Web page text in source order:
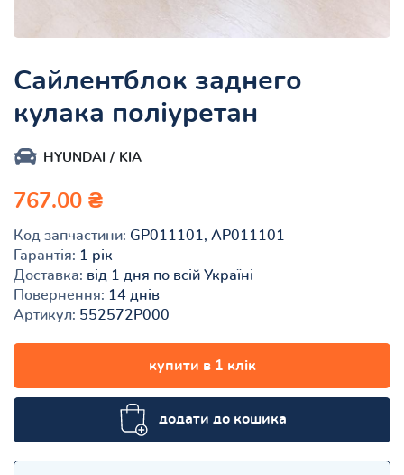
Сайлентблок заднего
кулака поліуретан
HYUNDAI KIA
767.00 ₴
Код запчастини: GP011101, AP011101
Гарантія: 1 рік
Доставка: від 1 дня по всій Україні
Повернення: 14 днів
Артикул: 552572P000
купити в 1 клік
додати до кошика